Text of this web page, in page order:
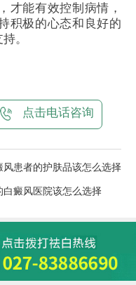
才能有效控制病情，
积极的心态和良好的
。
点击电话咨询
患者的护肤品该怎么选择
癜风医院该怎么选择